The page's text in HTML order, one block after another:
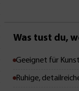
Was tust du,
Geeignet für
Ruhige,